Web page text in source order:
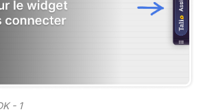
- 1